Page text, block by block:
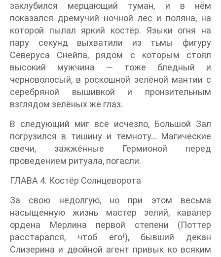
заклубился мерцающий туман, и в нём
показался дремучий ночной лес и поляна, на
которой пылал яркий костёр. Языки огня на
пару секунд выхватили из тьмы фигуру
Северуса Снейпа, рядом с которым стоял
высокий мужчина — тоже бледный и
черноволосый, в роскошной зелёной мантии с
серебряной вышивкой и пронзительным
взглядом зелёных же глаз.
В следующий миг всё исчезло, Большой Зал
погрузился в тишину и темноту… Магические
свечи, зажжённые Гермионой перед
проведением ритуала, погасли.
ГЛАВА 4. Костёр Солнцеворота
За свою недолгую, но при этом весьма
насыщенную жизнь мастер зелий, кавалер
ордена Мерлина первой степени (Поттер
расстарался, чтоб его!), бывший декан
Слизерина и двойной агент привык ко всяким